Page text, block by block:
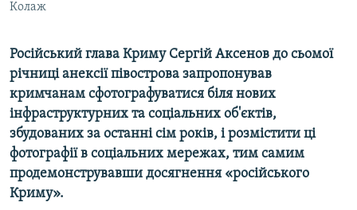
Усі сайти RFE/RL
Колаж
Російський глава Криму Сергій Аксенов до сьомої
річниці анексії півострова запропонував
кримчанам сфотографуватися біля нових
інфраструктурних та соціальних об'єктів,
збудованих за останні сім років, і розмістити ці
фотографії в соціальних мережах, тим самим
продемонструвавши досягнення «російського
Криму».